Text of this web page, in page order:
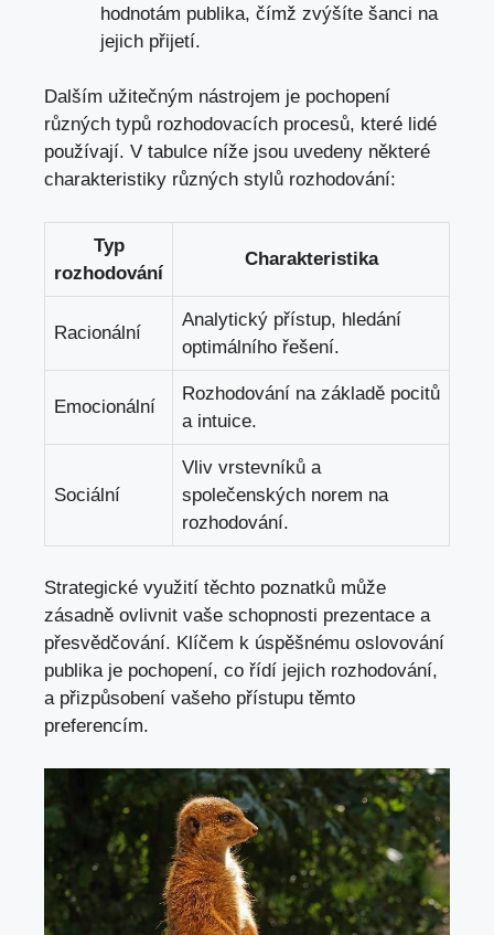
hodnotám publika, čímž zvýšíte šanci na
jejich přijetí.
Dalším užitečným nástrojem je pochopení
různých typů rozhodovacích procesů, které lidé
používají. V tabulce níže jsou uvedeny některé
charakteristiky různých stylů rozhodování:
Typ
rozhodování
Charakteristika
Racionální
Analytický přístup, hledání
optimálního řešení.
Emocionální
Rozhodování na základě pocitů
a intuice.
Sociální
Vliv vrstevníků a
společenských norem na
rozhodování.
Strategické využití těchto poznatků může
zásadně ovlivnit vaše schopnosti prezentace a
přesvědčování. Klíčem k úspěšnému oslovování
publika je pochopení, co řídí jejich rozhodování,
a přizpůsobení vašeho přístupu těmto
preferencím.